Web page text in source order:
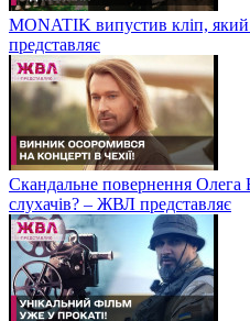
MONATIK випустив кліп,
представляє
Скандальне повернення
слухачів? – ЖВЛ представляє